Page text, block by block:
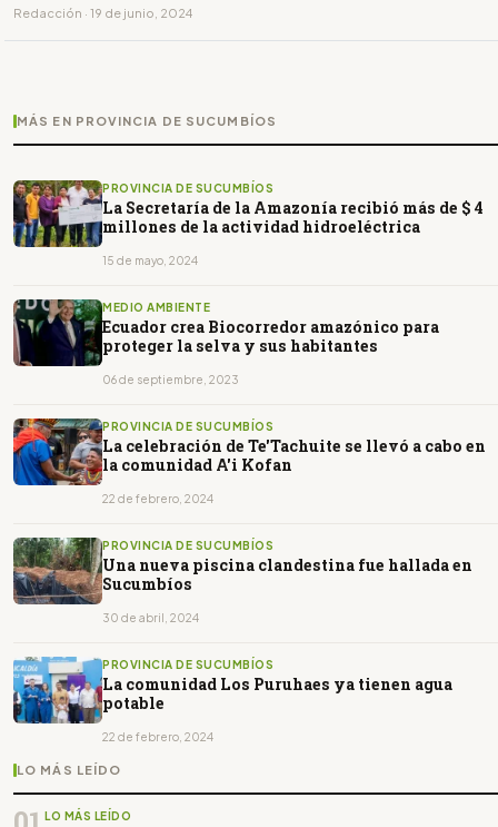
Redacción · 19 de junio, 2024
MÁS EN PROVINCIA DE SUCUMBÍOS
PROVINCIA DE SUCUMBÍOS
La Secretaría de la Amazonía recibió más de $ 4
millones de la actividad hidroeléctrica
15 de mayo, 2024
MEDIO AMBIENTE
Ecuador crea Biocorredor amazónico para
proteger la selva y sus habitantes
06 de septiembre, 2023
PROVINCIA DE SUCUMBÍOS
La celebración de Te'Tachuite se llevó a cabo en
la comunidad A'i Kofan
22 de febrero, 2024
PROVINCIA DE SUCUMBÍOS
Una nueva piscina clandestina fue hallada en
Sucumbíos
30 de abril, 2024
PROVINCIA DE SUCUMBÍOS
La comunidad Los Puruhaes ya tienen agua
potable
22 de febrero, 2024
LO MÁS LEÍDO
LO MÁS LEÍDO